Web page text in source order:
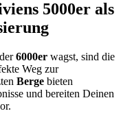
5000er als
6000er wagst, sind die
Weg zur
Berge bieten
und bereiten Deinen